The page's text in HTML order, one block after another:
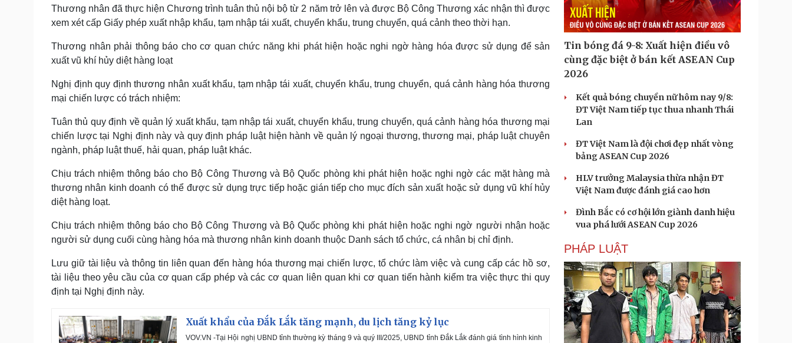
Thương nhân đã thực hiện Chương trình tuân thủ nội bộ từ 2 năm trở lên và được Bộ Công Thương xác nhận thì được
xem xét cấp Giấy phép xuất nhập khẩu, tạm nhập tái xuất, chuyển khẩu, trung chuyển, quá cảnh theo thời hạn.
Thương nhân phải thông báo cho cơ quan chức năng khi phát hiện hoặc nghi ngờ hàng hóa được sử dụng để sản
xuất vũ khí hủy diệt hàng loạt
Nghị định quy định thương nhân xuất khẩu, tạm nhập tái xuất, chuyển khẩu, trung chuyển, quá cảnh hàng hóa thương
mại chiến lược có trách nhiệm:
Tuân thủ quy định về quản lý xuất khẩu, tạm nhập tái xuất, chuyển khẩu, trung chuyển, quá cảnh hàng hóa thương mại
chiến lược tại Nghị định này và quy định pháp luật hiện hành về quản lý ngoại thương, thương mại, pháp luật chuyên
ngành, pháp luật thuế, hải quan, pháp luật khác.
Chịu trách nhiệm thông báo cho Bộ Công Thương và Bộ Quốc phòng khi phát hiện hoặc nghi ngờ các mặt hàng mà
thương nhân kinh doanh có thể được sử dụng trực tiếp hoặc gián tiếp cho mục đích sản xuất hoặc sử dụng vũ khí hủy
diệt hàng loạt.
Chịu trách nhiệm thông báo cho Bộ Công Thương và Bộ Quốc phòng khi phát hiện hoặc nghi ngờ người nhận hoặc
người sử dụng cuối cùng hàng hóa mà thương nhân kinh doanh thuộc Danh sách tổ chức, cá nhân bị chỉ định.
Lưu giữ tài liệu và thông tin liên quan đến hàng hóa thương mại chiến lược, tổ chức làm việc và cung cấp các hồ sơ,
tài liệu theo yêu cầu của cơ quan cấp phép và các cơ quan liên quan khi cơ quan tiến hành kiểm tra việc thực thi quy
định tại Nghị định này.
Xuất khẩu của Đắk Lắk tăng mạnh, du lịch tăng kỷ lục
VOV.VN -Tại Hội nghị UBND tỉnh thường kỳ tháng 9 và quý III/2025, UBND tỉnh Đắk Lắk đánh giá tình hình kinh
Tin bóng đá 9-8: Xuất hiện điều vô
cùng đặc biệt ở bán kết ASEAN Cup
2026
Kết quả bóng chuyền nữ hôm nay 9/8:
ĐT Việt Nam tiếp tục thua nhanh Thái
Lan
ĐT Việt Nam là đội chơi đẹp nhất vòng
bảng ASEAN Cup 2026
HLV trưởng Malaysia thừa nhận ĐT
Việt Nam được đánh giá cao hơn
Đình Bắc có cơ hội lớn giành danh hiệu
vua phá lưới ASEAN Cup 2026
PHÁP LUẬT